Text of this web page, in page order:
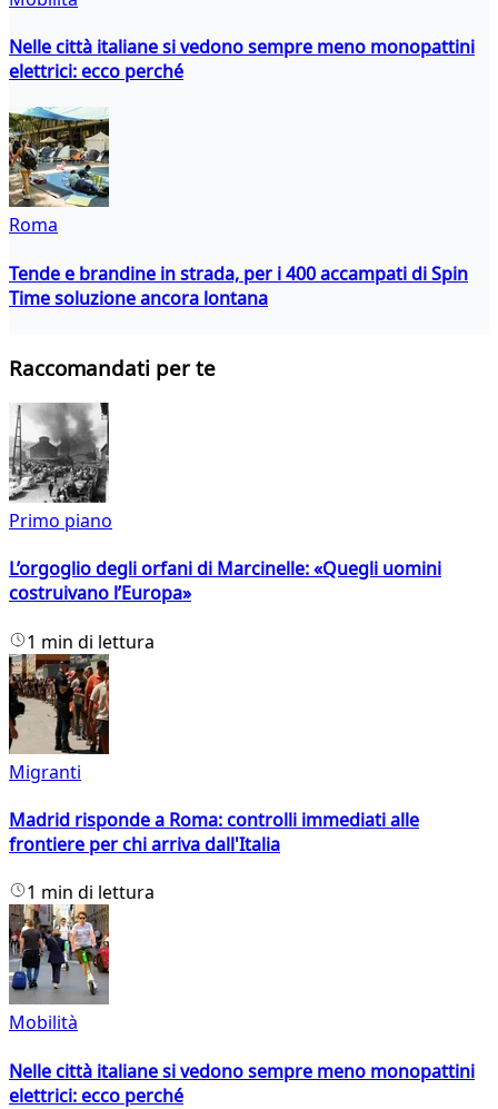
Nelle città italiane si vedono sempre meno monopattini
elettrici: ecco perché
Roma
Tende e brandine in strada, per i 400 accampati di Spin
Time soluzione ancora lontana
Raccomandati per te
Primo piano
L’orgoglio degli orfani di Marcinelle: «Quegli uomini
costruivano l’Europa»
1 min di lettura
Migranti
Madrid risponde a Roma: controlli immediati alle
frontiere per chi arriva dall'Italia
1 min di lettura
Mobilità
Nelle città italiane si vedono sempre meno monopattini
elettrici: ecco perché